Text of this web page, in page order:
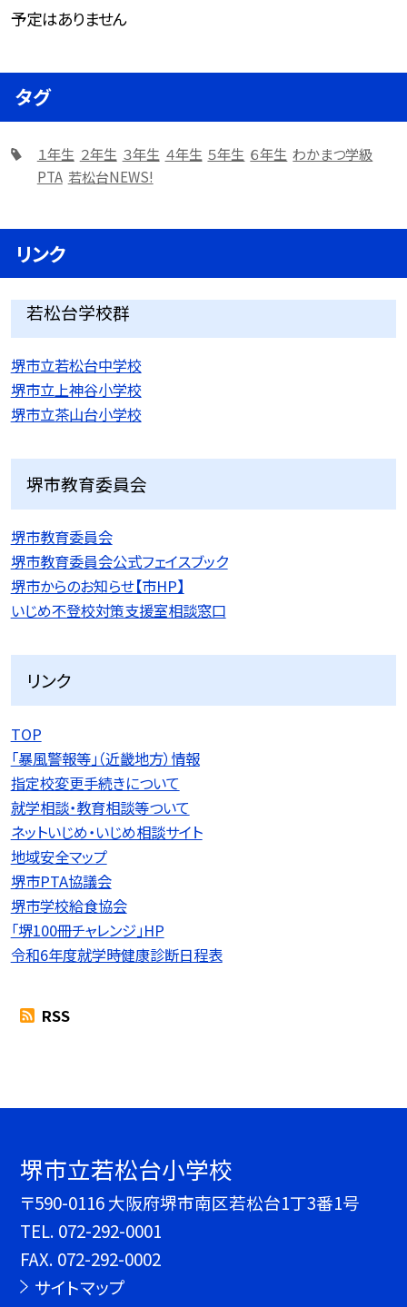
予定はありません
タグ
１年生 ２年生 ３年生 ４年生 ５年生 ６年生 わかまつ学級
PTA 若松台NEWS!
リンク
若松台学校群
堺市立若松台中学校
堺市立上神谷小学校
堺市立茶山台小学校
堺市教育委員会
堺市教育委員会
堺市教育委員会公式フェイスブック
堺市からのお知らせ【市HP】
いじめ不登校対策支援室相談窓口
リンク
TOP
「暴風警報等」（近畿地方）情報
指定校変更手続きについて
就学相談・教育相談等ついて
ネットいじめ・いじめ相談サイト
地域安全マップ
堺市PTA協議会
堺市学校給食協会
「堺100冊チャレンジ」HP
令和6年度就学時健康診断日程表
RSS
堺市立若松台小学校
〒590-0116 大阪府堺市南区若松台1丁3番1号
TEL. 072-292-0001
FAX. 072-292-0002
サイトマップ